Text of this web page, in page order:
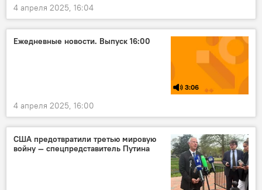
4 апреля 2025, 16:04
Ежедневные новости. Выпуск 16:00
3:06
4 апреля 2025, 16:00
США предотвратили третью мировую
войну — спецпредставитель Путина